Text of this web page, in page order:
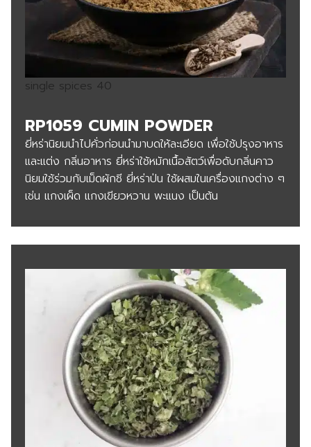
single spices 40
RP1059 CUMIN POWDER
ยี่หร่านิยมนำไปคั่วก่อนนำมาบดให้ละเอียด เพื่อใช้ปรุงอาหาร
และแต่ง กลิ่นอาหาร ยี่หร่าใช้หมักเนื้อสัตว์เพื่อดับกลิ่นคาว
นิยมใช้ร่วมกับเม็ดผักชี ยี่หร่าป่น ใช้ผสมในเครื่องแกงต่าง ๆ
เช่น แกงเผ็ด แกงเขียวหวาน พะแนง เป็นต้น